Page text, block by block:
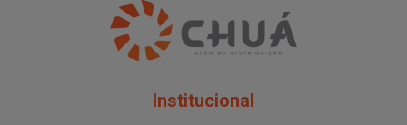
Institucional